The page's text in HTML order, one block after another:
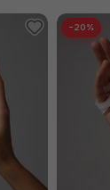
корзину
−20%